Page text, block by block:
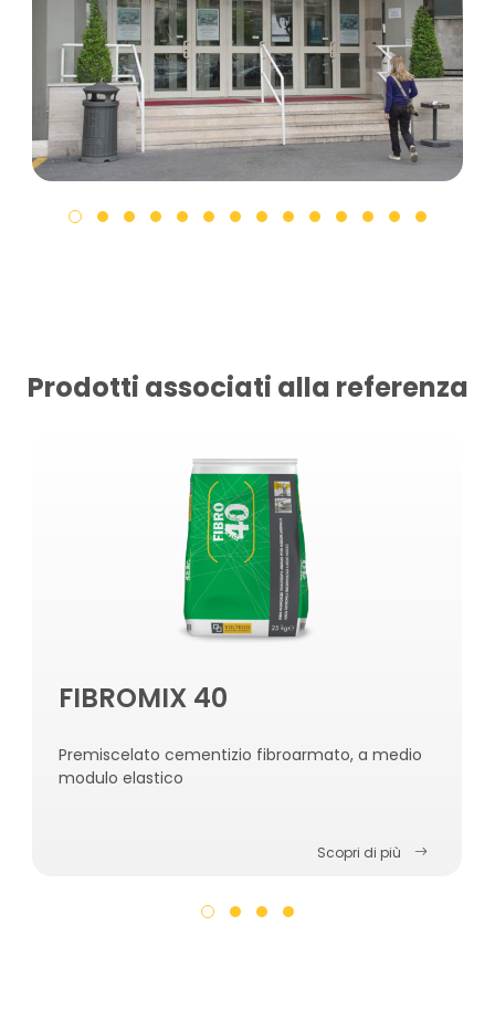
Prodotti associati alla referenza
FIBROMIX 40
Premiscelato cementizio fibroarmato, a medio
modulo elastico
Scopri di più